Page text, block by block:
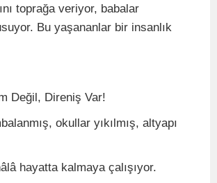
toprağa veriyor, babalar
Bu yaşananlar bir insanlık
Değil, Direniş Var!
okullar yıkılmış, altyapı
hayatta kalmaya çalışıyor.